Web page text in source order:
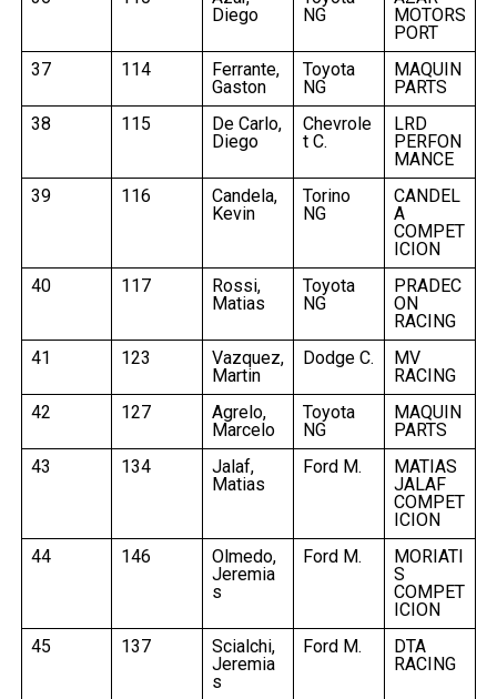
Diego
NG
MOTORS
PORT
37
114
Ferrante,
Gaston
Toyota
NG
MAQUIN
PARTS
38
115
De Carlo,
Diego
Chevrole
t C.
LRD
PERFON
MANCE
39
116
Candela,
Kevin
Torino
NG
CANDEL
A
COMPET
ICION
40
117
Rossi,
Matias
Toyota
NG
PRADEC
ON
RACING
41
123
Vazquez,
Martin
Dodge C.
MV
RACING
42
127
Agrelo,
Marcelo
Toyota
NG
MAQUIN
PARTS
43
134
Jalaf,
Matias
Ford M.
MATIAS
JALAF
COMPET
ICION
44
146
Olmedo,
Jeremia
s
Ford M.
MORIATI
S
COMPET
ICION
45
137
Scialchi,
Jeremia
s
Ford M.
DTA
RACING